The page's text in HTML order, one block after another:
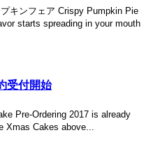
キンフェア Crispy Pumpkin Pie
starts spreading in your mouth
受付開始
Pre-Ordering 2017 is already
Cakes above...